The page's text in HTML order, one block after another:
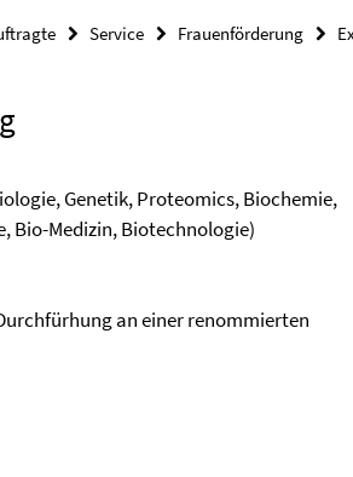
Service Frauenförderung
Genetik, Proteomics, Biochemie,
Bio-Medizin, Biotechnologie)
an einer renommierten